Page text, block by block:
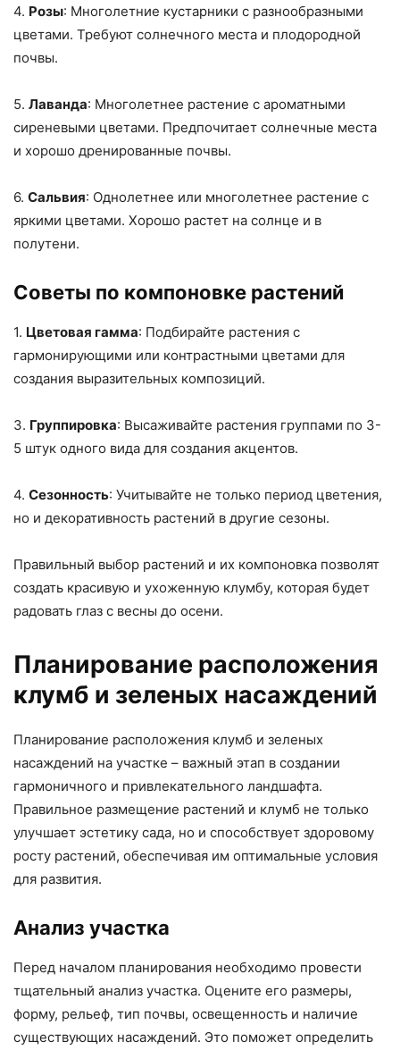
4. Розы: Многолетние кустарники с разнообразными
цветами. Требуют солнечного места и плодородной
почвы.
5. Лаванда: Многолетнее растение с ароматными
сиреневыми цветами. Предпочитает солнечные места
и хорошо дренированные почвы.
6. Сальвия: Однолетнее или многолетнее растение с
яркими цветами. Хорошо растет на солнце и в
полутени.
Советы по компоновке растений
1. Цветовая гамма: Подбирайте растения с
гармонирующими или контрастными цветами для
создания выразительных композиций.
3. Группировка: Высаживайте растения группами по 3-
5 штук одного вида для создания акцентов.
4. Сезонность: Учитывайте не только период цветения,
но и декоративность растений в другие сезоны.
Правильный выбор растений и их компоновка позволят
создать красивую и ухоженную клумбу, которая будет
радовать глаз с весны до осени.
Планирование расположения
клумб и зеленых насаждений
Планирование расположения клумб и зеленых
насаждений на участке – важный этап в создании
гармоничного и привлекательного ландшафта.
Правильное размещение растений и клумб не только
улучшает эстетику сада, но и способствует здоровому
росту растений, обеспечивая им оптимальные условия
для развития.
Анализ участка
Перед началом планирования необходимо провести
тщательный анализ участка. Оцените его размеры,
форму, рельеф, тип почвы, освещенность и наличие
существующих насаждений. Это поможет определить